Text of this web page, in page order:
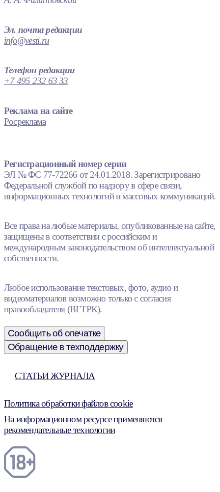
Эл. почта редакции
info@vesti.ru
Телефон редакции
+7 495 232 63 33
Реклама на сайте
Росреклама
Регистрационный номер серии
ЭЛ № ФС 77-72266 от 24.01.2018. Зарегистрировано
Федеральной службой по надзору в сфере связи,
информационных технологий и массовых коммуникаций.
Все права на любые материалы, опубликованные на сайте,
защищены в соответствии с российским и
международным законодательством об интеллектуальной
собственности.
Любое использование текстовых, фото, аудио и
видеоматериалов возможно только с согласия
правообладателя (ВГТРК).
Сообщить об опечатке
Обращение в техподдержку
СТАТЬИ ЖУРНАЛА
Политика обработки файлов cookie
На информационном ресурсе применяются
рекомендательные технологии